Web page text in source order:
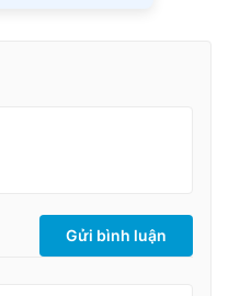
Gửi bình luận